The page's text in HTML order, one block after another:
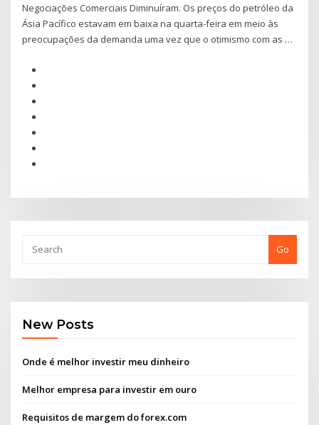
Negociações Comerciais Diminuíram. Os preços do petróleo da
Ásia Pacífico estavam em baixa na quarta-feira em meio às
preocupações da demanda uma vez que o otimismo com as …
Go
New Posts
Onde é melhor investir meu dinheiro
Melhor empresa para investir em ouro
Requisitos de margem do forex.com